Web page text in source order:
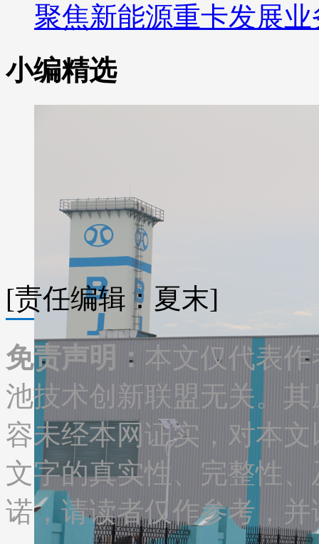
聚焦新能源重卡发展
小编精选
[责任编辑：夏末]
免责声明： 本文仅代表
池技术创新联盟无关。
容未经本网证实，对本
文字的真实性、完整性
诺，请读者仅作参考，